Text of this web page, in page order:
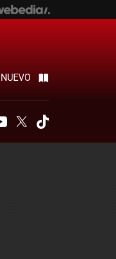
NUEVO
YoutubeTwitter